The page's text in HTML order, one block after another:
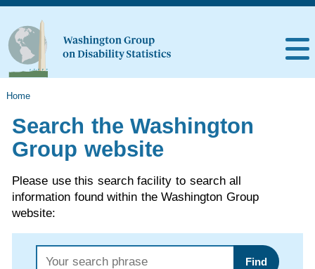
Home
Search the Washington
Group website
Please use this search facility to search all
information found within the Washington Group
website:
Find